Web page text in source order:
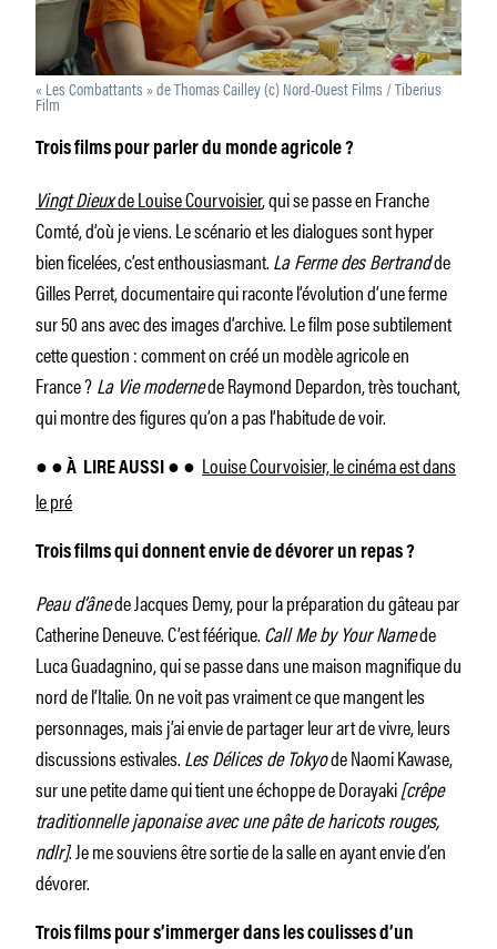
« Les Combattants » de Thomas Cailley (c) Nord-Ouest Films / Tiberius
Film
Trois films pour parler du monde agricole ?
Vingt Dieuxde Louise Courvoisier, qui se passe en Franche
Comté, d’où je viens. Le scénario et les dialogues sont hyper
bien ficelées, c’est enthousiasmant.La Ferme des Bertrandde
Gilles Perret, documentaire qui raconte l’évolution d’une ferme
sur 50 ans avec des images d’archive. Le film pose subtilement
cette question : comment on créé un modèle agricole en
France ?La Vie modernede Raymond Depardon, très touchant,
qui montre des figures qu’on a pas l’habitude de voir.
● ● À LIRE AUSSI ● ● Louise Courvoisier, le cinéma est dans
le pré
Trois films qui donnent envie de dévorer un repas ?
Peau d’ânede Jacques Demy, pour la préparation du gâteau par
Catherine Deneuve. C’est féérique.Call Me by Your Namede
Luca Guadagnino, qui se passe dans une maison magnifique du
nord de l’Italie. On ne voit pas vraiment ce que mangent les
personnages, mais j’ai envie de partager leur art de vivre, leurs
discussions estivales.Les Délices de Tokyode Naomi Kawase,
sur une petite dame qui tient une échoppe de Dorayaki[crêpe
traditionnelle japonaise avec une pâte de haricots rouges,
ndlr]. Je me souviens être sortie de la salle en ayant envie d’en
dévorer.
Trois films pour s’immerger dans les coulisses d’un